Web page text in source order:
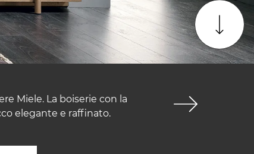
Miele. La boiserie con la
elegante e raffinato.